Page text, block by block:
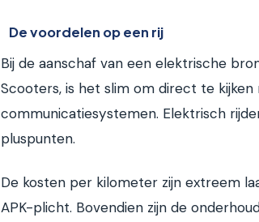
De voordelen op een rij
Bij de aanschaf van een elektrische
Scooters, is het slim om direct te
communicatiesystemen. Elektrisch
pluspunten.
De kosten per kilometer zijn extreem
APK-plicht. Bovendien zijn de